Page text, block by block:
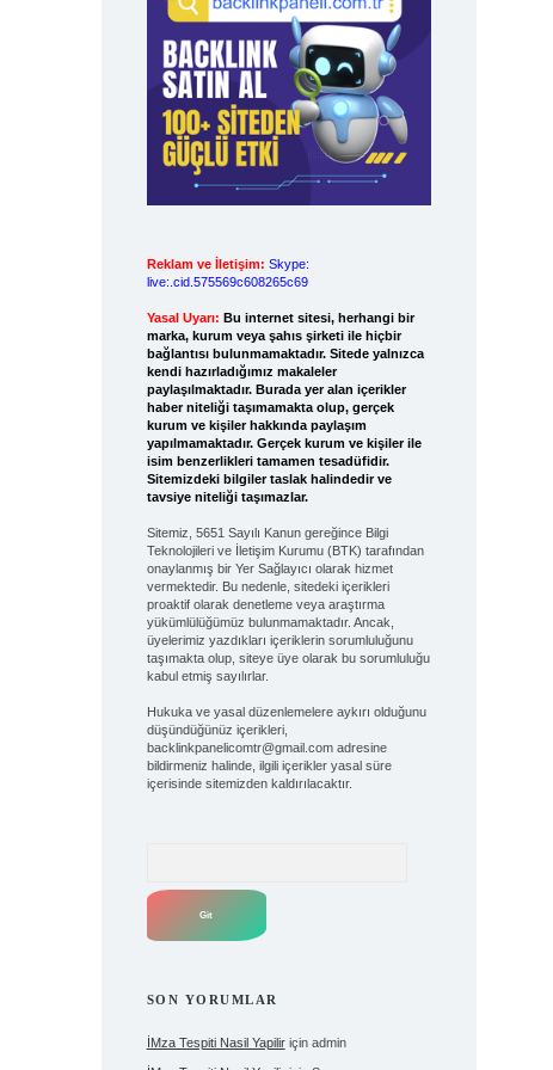
Reklam ve İletişim: Skype:
live:.cid.575569c608265c69
Yasal Uyarı: Bu internet sitesi, herhangi bir
marka, kurum veya şahıs şirketi ile hiçbir
bağlantısı bulunmamaktadır. Sitede yalnızca
kendi hazırladığımız makaleler
paylaşılmaktadır. Burada yer alan içerikler
haber niteliği taşımamakta olup, gerçek
kurum ve kişiler hakkında paylaşım
yapılmamaktadır. Gerçek kurum ve kişiler ile
isim benzerlikleri tamamen tesadüfidir.
Sitemizdeki bilgiler taslak halindedir ve
tavsiye niteliği taşımazlar.
Sitemiz, 5651 Sayılı Kanun gereğince Bilgi
Teknolojileri ve İletişim Kurumu (BTK) tarafından
onaylanmış bir Yer Sağlayıcı olarak hizmet
vermektedir. Bu nedenle, sitedeki içerikleri
proaktif olarak denetleme veya araştırma
yükümlülüğümüz bulunmamaktadır. Ancak,
üyelerimiz yazdıkları içeriklerin sorumluluğunu
taşımakta olup, siteye üye olarak bu sorumluluğu
kabul etmiş sayılırlar.
Hukuka ve yasal düzenlemelere aykırı olduğunu
düşündüğünüz içerikleri,
backlinkpanelicomtr@gmail.comadresine
bildirmeniz halinde, ilgili içerikler yasal süre
içerisinde sitemizden kaldırılacaktır.
SON YORUMLAR
İMza Tespiti Nasil Yapiliriçin admin